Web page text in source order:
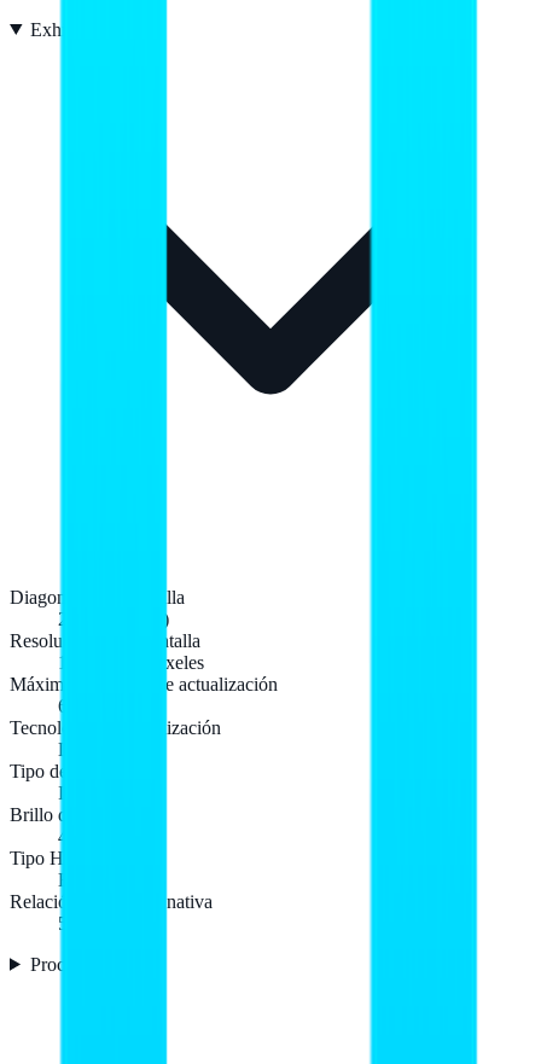
Exhibición
Diagonal de la pantalla
22,1 cm (8.7")
Resolución de la pantalla
1340 x 800 Pixeles
Máxima velocidad de actualización
60 Hz
Tecnología de visualización
LCD
Tipo de pantalla
IPS
Brillo de pantalla
480 cd / m²
Tipo HD
HD
Relación de aspecto nativa
5:3
Procesador